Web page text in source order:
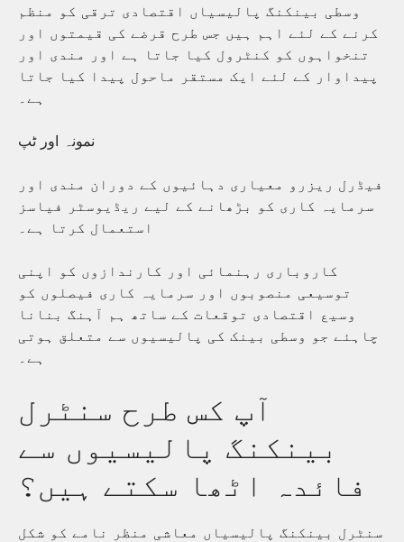
وسطی بینکنگ پالیسیاں اقتصادی ترقی کو منظم
کرنے کے لئے اہم ہیں جس طرح قرضے کی قیمتوں اور
تنخواہوں کو کنٹرول کیا جاتا ہے اور مندی اور
پیداوار کے لئے ایک مستقر ماحول پیدا کیا جاتا
ہے۔
نمونہ اور ٹپ
فیڈرل ریزرو معیاری دہائیوں کے دوران مندی اور
سرمایہ کاری کو بڑھانے کے لیے ریڈیوسٹر فیاسز
استعمال کرتا ہے۔
کاروباری رہنمائی اور کارندازوں کو اپنی
توسیعی منصوبوں اور سرمایہ کاری فیصلوں کو
وسیع اقتصادی توقعات کے ساتھ ہم آہنگ بنانا
چاہئے جو وسطی بینک کی پالیسیوں سے متعلق ہوتی
ہے۔
آپ کس طرح سنٹرل
بینکنگ پالیسیوں سے
فائدہ اٹھا سکتے ہیں؟
سنٹرل بینکنگ پالیسیاں معاشی منظر نامے کو شکل